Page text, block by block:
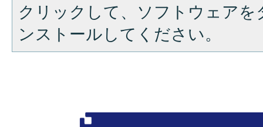
クリックして、ソフトウェア
ンストールしてください。